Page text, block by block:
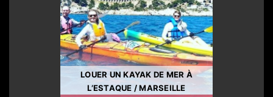
LOUER UN KAYAK DE MER À
L’ESTAQUE / MARSEILLE